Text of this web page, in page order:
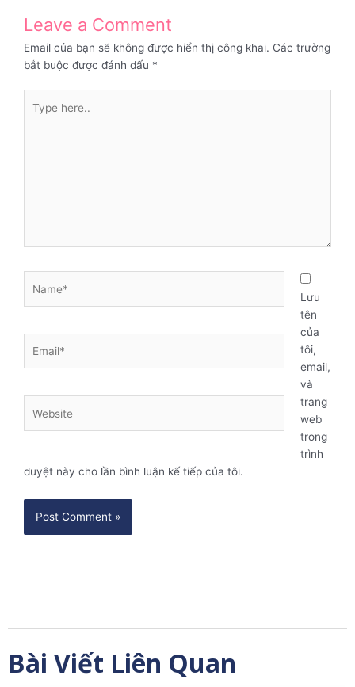
Leave a Comment
Email của bạn sẽ không được hiển thị công khai. Các trường
bắt buộc được đánh dấu *
here..
Lưu
tên
của
tôi,
email,
và
trang
web
trong
trình
duyệt này cho lần bình luận kế tiếp của tôi.
Bài Viết Liên Quan